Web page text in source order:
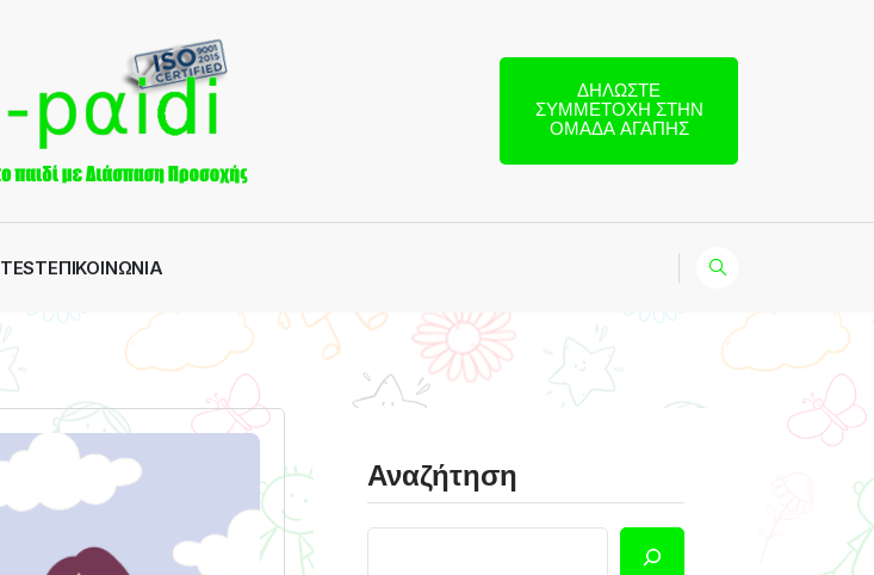
ΔΗΛΏΣΤΕ
ΣΥΜΜΕΤΟΧΉ ΣΤΗΝ
ΟΜΆΔΑ ΑΓΆΠΗΣ
TESTΕΠΙΚΟΙΝΩΝΊΑ
Αναζήτηση